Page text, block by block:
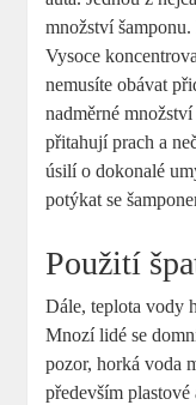
množství
Vysoce
nemusíte obávat
nadměrné
přitahují prach a
úsilí o dokonalé
potýkat se
Použití
Dále, teplota vody
Mnozí lidé se
pozor, horká voda
především